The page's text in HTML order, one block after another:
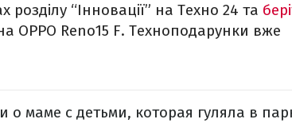
“Інновації” на Техно 24 та
OPPO Reno15 F. Техноподарунки вже
маме с детьми, которая гуляла в